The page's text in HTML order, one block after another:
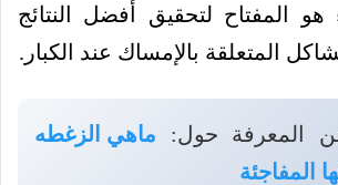
هو المفتاح لتحقيق أفضل النتائج
المتعلقة بالإمساك عند الكبار.
المعرفة حول: ماهي الزغطه
المفاجئة